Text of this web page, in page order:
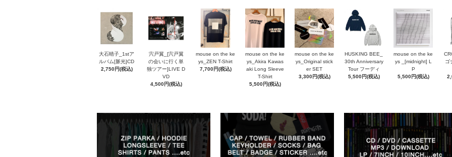
大石晴子_1stア
ルバム[脈光]CD
2,750円(税込)
宍戸翼_[宍戸翼
の会いに行く単
独ツアー]LIVE D
VD
4,500円(税込)
mouse on the ke
ys_ZEN T-Shirt
7,700円(税込)
mouse on the ke
ys_Akira Kawas
aki Long Sleeve
T-Shirt
5,500円(税込)
mouse on the ke
ys_Original stick
er SET
3,300円(税込)
HUSKING BEE_
30th Anniversary
Tour フーディ
5,500円(税込)
mouse on the ke
ys _[midnight] L
P
5,500円(税込)
ゴ